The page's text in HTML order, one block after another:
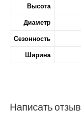
Высота
Диаметр
Сезонность
Ширина
Написать отзыв